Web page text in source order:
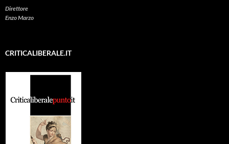
Direttore
Enzo Marzo
CRITICALIBERALE.IT